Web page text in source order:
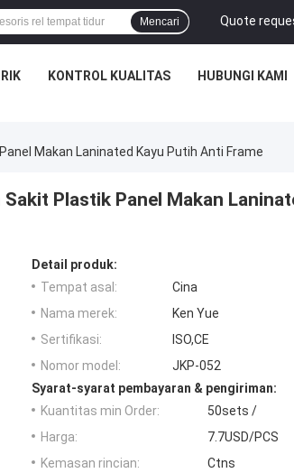
Quote
Mencari
KONTROL KUALITAS HUBUNGI KAMI
Makan Laninated Kayu Putih Anti Frame
Plastik Panel Makan
Detail produk:
Tempat asal:
Cina
Nama merek:
Ken Yue
Sertifikasi:
ISO,CE
Nomor model:
JKP-052
Syarat-syarat pembayaran & pengiriman:
Kuantitas min Order:
50sets /
Harga:
7.7USD/PCS
Kemasan rincian:
Ctns